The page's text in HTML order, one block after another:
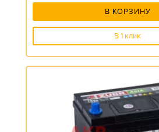
В КОРЗИНУ
В 1 клик